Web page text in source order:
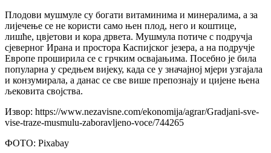
Плодови мушмуле су богати витаминима и минералима, а за
лијечење се не користи само њен плод, него и коштице,
лишће, цвјетови и кора дрвета. Мушмула потиче с подручја
сјеверног Ирана и простора Каспијског језера, а на подручје
Европе проширила се с грчким освајањима. Посебно је била
популарна у средњем вијеку, када се у значајној мјери узгајала
и конзумирала, а данас се све више препознају и цијене њена
љековита својства.
Извор: https://www.nezavisne.com/ekonomija/agrar/Gradjani-sve-
vise-traze-musmulu-zaboravljeno-voce/744265
ФОТО: Pixabay